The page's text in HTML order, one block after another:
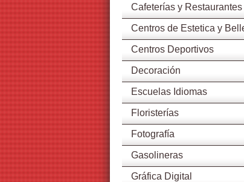
Cafeterías y Restaurantes
Centros de Estetica y
Centros Deportivos
Decoración
Escuelas Idiomas
Floristerías
Fotografía
Gasolineras
Gráfica Digital